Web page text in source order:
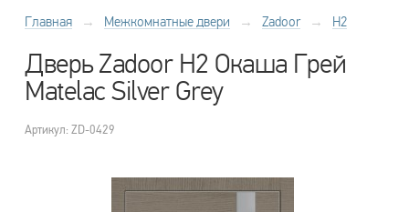
Главная → Межкомнатные двери → Zadoor → H2
Дверь Zadoor H2 Окаша Грей
Matelac Silver Grey
Артикул: ZD-0429